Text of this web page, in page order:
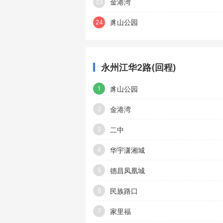
23 金港湾
24 豸山公园
永州江华2路(回程)
1 豸山公园
2 金港湾
3 二中
4 华宇潇湘城
5 德昌凤凰城
6 民族路口
7 家里福